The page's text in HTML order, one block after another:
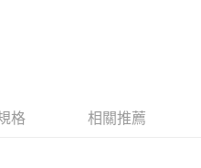
用戶可立即使用無須另外申請。
依後續交易確認頁面所載為準。
或遇審核未通過，訂單將自動取
格 相關推薦